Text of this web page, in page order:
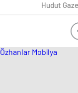
Hudut
Özhanlar Mobilya